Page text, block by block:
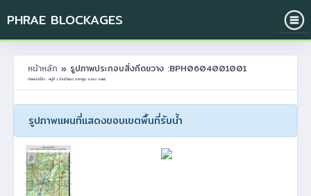
PHRAE BLOCKAGES
หน้าหลัก » รูปภาพประกอบสิ่งกีดขวาง :BPH0604001001
ตำแหน่งที่ตั้ง : หมู่ที่ 1 บ้านป่าแดง ต.เตาปูน อ.สอง จ.แพร่
รูปภาพแผนที่แสดงขอบเขตพื้นที่รับน้ำ